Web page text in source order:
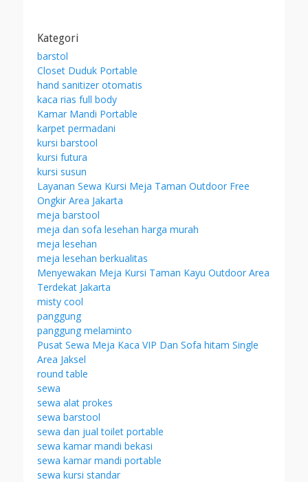
Kategori
barstol
Closet Duduk Portable
hand sanitizer otomatis
kaca rias full body
Kamar Mandi Portable
karpet permadani
kursi barstool
kursi futura
kursi susun
Layanan Sewa Kursi Meja Taman Outdoor Free
Ongkir Area Jakarta
meja barstool
meja dan sofa lesehan harga murah
meja lesehan
meja lesehan berkualitas
Menyewakan Meja Kursi Taman Kayu Outdoor Area
Terdekat Jakarta
misty cool
panggung
panggung melaminto
Pusat Sewa Meja Kaca VIP Dan Sofa hitam Single
Area Jaksel
round table
sewa
sewa alat prokes
sewa barstool
sewa dan jual toilet portable
sewa kamar mandi bekasi
sewa kamar mandi portable
sewa kursi standar